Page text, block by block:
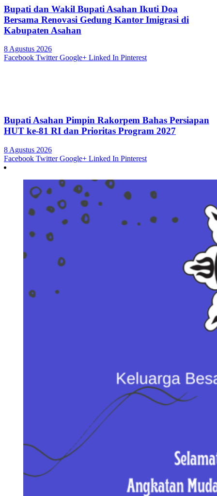
Bupati dan Wakil Bupati Asahan Ikuti Doa
Bersama Renovasi Gedung Kantor Imigrasi di
Kabupaten Asahan
8 Agustus 2026
Facebook Twitter Google+ Linked In Pinterest
Bupati Asahan Pimpin Rakorpem Bahas Persiapan
HUT ke-81 RI dan Prioritas Program 2027
8 Agustus 2026
Facebook Twitter Google+ Linked In Pinterest